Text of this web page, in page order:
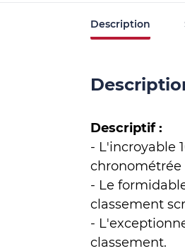
Description
Descriptif :
- L'incroyable
chronométrée
- Le
classement
-
classement.